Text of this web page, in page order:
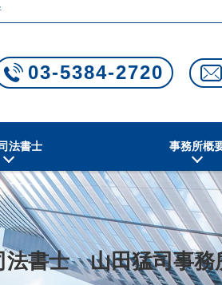
03-5384-2720
法書士 事務所概
法書士 山田猛司事務